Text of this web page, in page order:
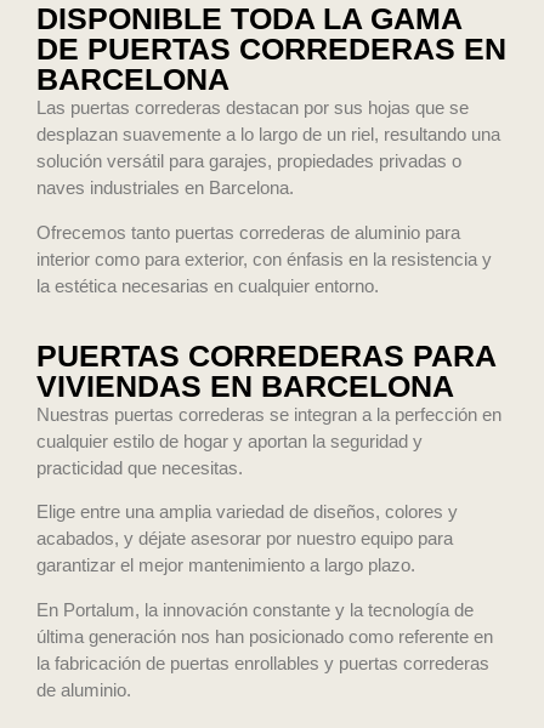
DISPONIBLE TODA LA GAMA
DE PUERTAS CORREDERAS EN
BARCELONA
Las puertas correderas destacan por sus hojas que se
desplazan suavemente a lo largo de un riel, resultando una
solución versátil para garajes, propiedades privadas o
naves industriales en Barcelona.
Ofrecemos tanto puertas correderas de aluminio para
interior como para exterior, con énfasis en la resistencia y
la estética necesarias en cualquier entorno.
PUERTAS CORREDERAS PARA
VIVIENDAS EN BARCELONA
Nuestras puertas correderas se integran a la perfección en
cualquier estilo de hogar y aportan la seguridad y
practicidad que necesitas.
Elige entre una amplia variedad de diseños, colores y
acabados, y déjate asesorar por nuestro equipo para
garantizar el mejor mantenimiento a largo plazo.
En Portalum, la innovación constante y la tecnología de
última generación nos han posicionado como referente en
la fabricación de puertas enrollables y puertas correderas
de aluminio.